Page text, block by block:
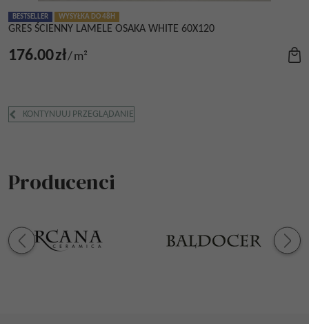
BESTSELLER WYSYŁKA DO 48H
GRES ŚCIENNY LAMELE OSAKA WHITE 60X120
176.00zł/m²
KONTYNUUJ PRZEGLĄDANIE
Producenci